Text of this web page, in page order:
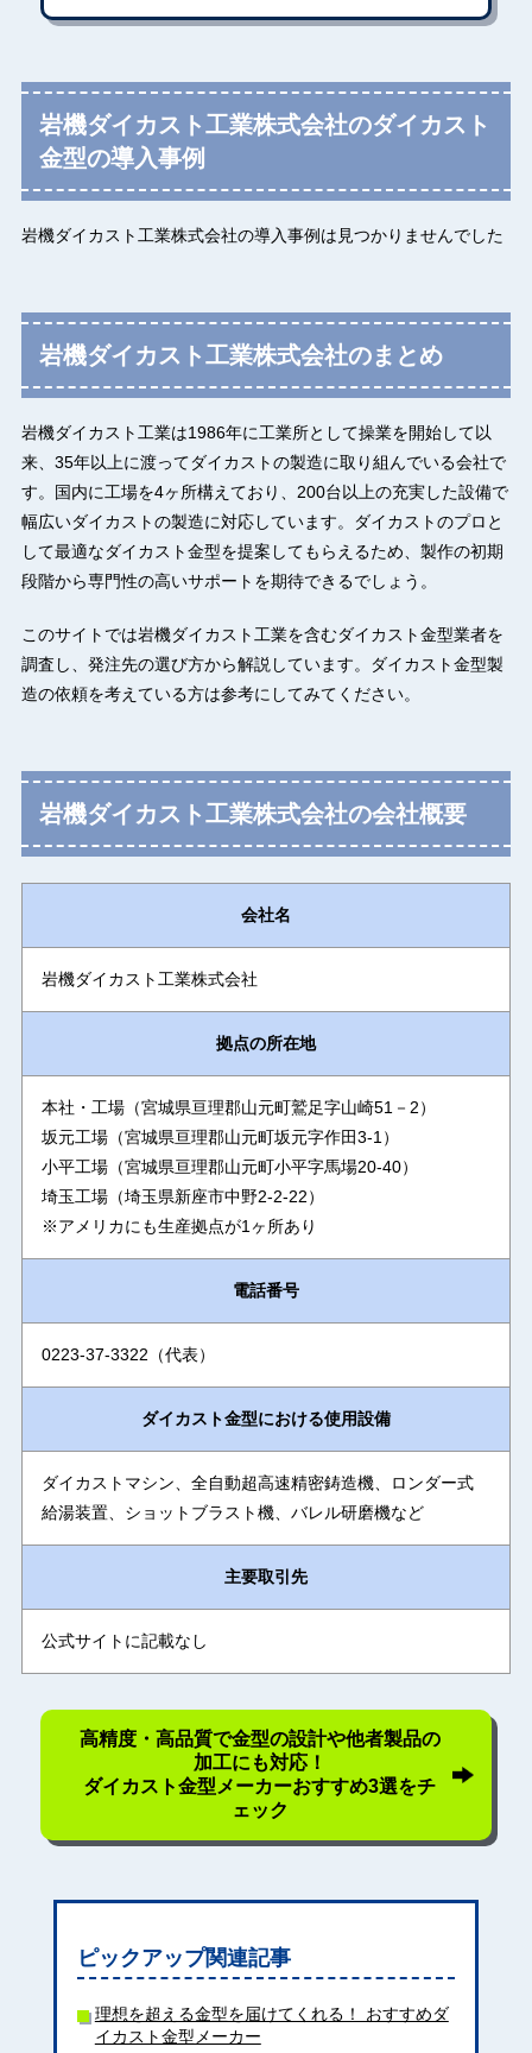
岩機ダイカスト工業株式会社のダイカスト
金型の導入事例
岩機ダイカスト工業株式会社の導入事例は見つかりませんでした
岩機ダイカスト工業株式会社のまとめ
岩機ダイカスト工業は1986年に工業所として操業を開始して以
来、35年以上に渡ってダイカストの製造に取り組んでいる会社で
す。国内に工場を4ヶ所構えており、200台以上の充実した設備で
幅広いダイカストの製造に対応しています。ダイカストのプロと
して最適なダイカスト金型を提案してもらえるため、製作の初期
段階から専門性の高いサポートを期待できるでしょう。
このサイトでは岩機ダイカスト工業を含むダイカスト金型業者を
調査し、発注先の選び方から解説しています。ダイカスト金型製
造の依頼を考えている方は参考にしてみてください。
岩機ダイカスト工業株式会社の会社概要
会社名
岩機ダイカスト工業株式会社
拠点の所在地
本社・工場（宮城県亘理郡山元町鷲足字山崎51－2）
坂元工場（宮城県亘理郡山元町坂元字作田3-1）
小平工場（宮城県亘理郡山元町小平字馬場20-40）
埼玉工場（埼玉県新座市中野2-2-22）
※アメリカにも生産拠点が1ヶ所あり
電話番号
0223-37-3322（代表）
ダイカスト金型における使用設備
ダイカストマシン、全自動超高速精密鋳造機、ロンダー式
給湯装置、ショットブラスト機、バレル研磨機など
主要取引先
公式サイトに記載なし
高精度・高品質で金型の設計や他者製品の
加工にも対応！
ダイカスト金型メーカーおすすめ3選をチ
ェック
ピックアップ関連記事
理想を超える金型を届けてくれる！ おすすめダ
イカスト金型メーカー